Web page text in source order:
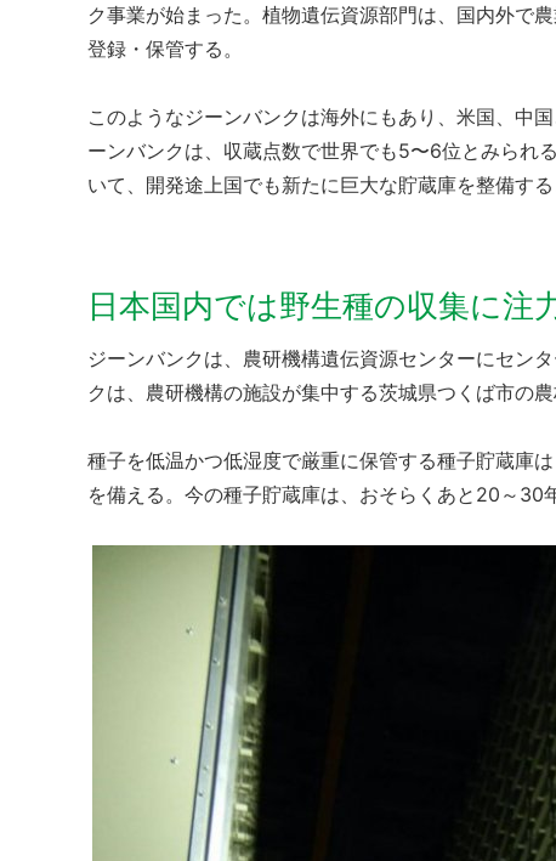
ク事業が始まった。植物遺伝資源部門は、国内外で
登録・保管する。
このようなジーンバンクは海外にもあり、米国、中
ーンバンクは、収蔵点数で世界でも5〜6位とみられ
いて、開発途上国でも新たに巨大な貯蔵庫を整備する
日本国内では野生種の収集に注
ジーンバンクは、農研機構遺伝資源センターにセン
クは、農研機構の施設が集中する茨城県つくば市の
種子を低温かつ低湿度で厳重に保管する種子貯蔵庫
を備える。今の種子貯蔵庫は、おそらくあと20～30